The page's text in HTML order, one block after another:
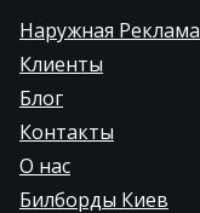
Наружная Реклама
Клиенты
Блог
Контакты
О нас
Билборды Киев